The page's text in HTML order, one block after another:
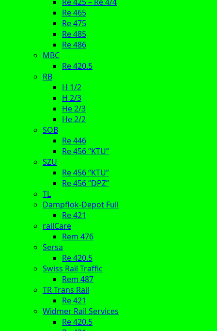
Re 465
Re 475
Re 485
Re 486
MBC
Re 420.5
RB
H 1/2
H 2/3
He 2/3
He 2/2
SOB
Re 446
Re 456 “KTU”
SZU
Re 456 “KTU”
Re 456 “DPZ”
TL
Dampflok-Depot Full
Re 421
railCare
Rem 476
Sersa
Re 420.5
Swiss Rail Traffic
Rem 487
TR Trans Rail
Re 421
Widmer Rail Services
Re 420.5